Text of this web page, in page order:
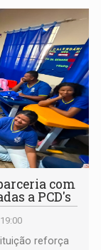
com
a PCD's
reforça